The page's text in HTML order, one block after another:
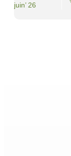
juin’ 26